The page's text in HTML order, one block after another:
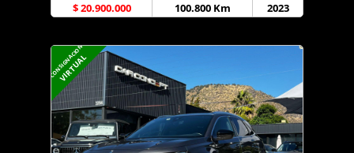
$ 20.900.000 100.800 Km 2023
CONSIGNACION
VIRTUAL